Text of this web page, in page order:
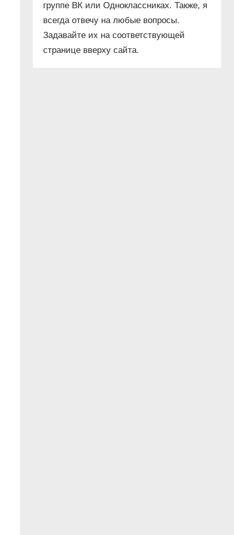
группе ВК или Одноклассниках. Также, я
всегда отвечу на любые вопросы.
Задавайте их на соответствующей
странице вверху сайта.